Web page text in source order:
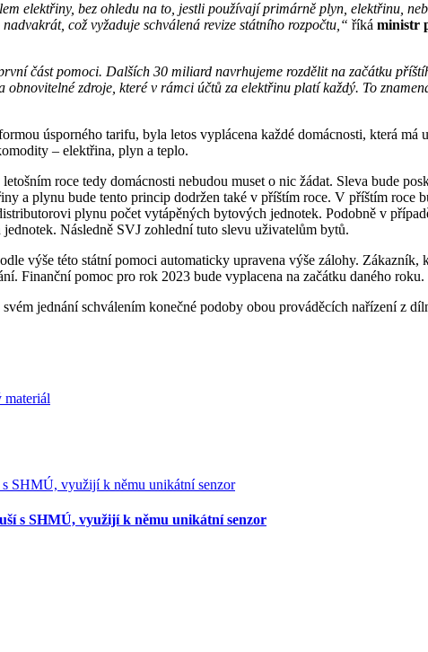
elektřiny, bez ohledu na to, jestli používají primárně plyn, elektřinu,
cožvyžaduje schválená revize státního rozpočtu,“ říká ministr
část pomoci. Dalších 30 miliard navrhujeme rozdělit na začátku
zdroje, které v rámci účtů za elektřinu platí každý. To
úsporného tarifu, byla letos vyplácena každé domácnosti, která
– elektřina, plyn a teplo.
roce tedy domácnosti nebudou muset o nic žádat. Sleva bude
a plynu bude tento princip dodržen také v příštím roce. V příštím roce
plynu počet vytápěných bytových jednotek. Podobně v
Následně SVJ zohlední tuto slevu uživatelům bytů.
výše této státní pomoci automaticky upravena výše zálohy.
Finanční pomoc pro rok 2023 bude vyplacena na začátku daného roku.
jednání schválením konečné podoby obou prováděcích nařízení z
materiál
s SHMÚ, využijí k němu unikátní senzor